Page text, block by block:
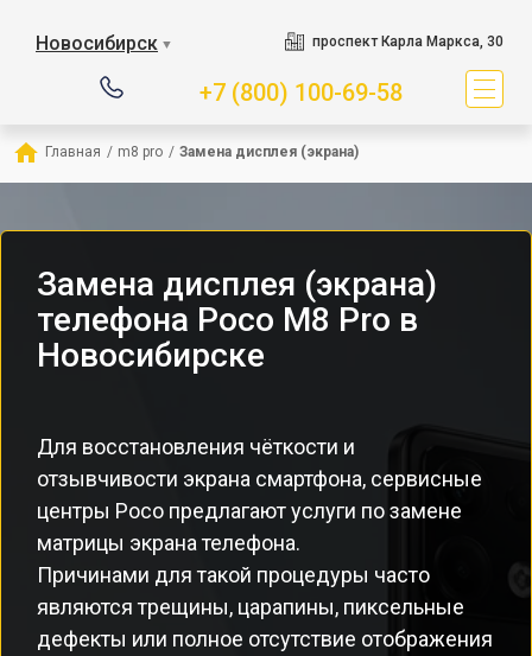
Новосибирск ▼ проспект Карла Маркса, 30
+7 (800) 100-69-58
Главная / m8 pro / Замена дисплея (экрана)
Замена дисплея (экрана)
телефона Poco M8 Pro в
Новосибирске
Для восстановления чёткости и
отзывчивости экрана смартфона, сервисные
центры Poco предлагают услуги по замене
матрицы экрана телефона.
Причинами для такой процедуры часто
являются трещины, царапины, пиксельные
дефекты или полное отсутствие отображения